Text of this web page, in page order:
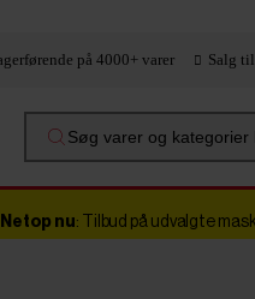
på 4000+ varer Salg
Søg varer og kategorier
Netop nu: Tilbud på udvalgte